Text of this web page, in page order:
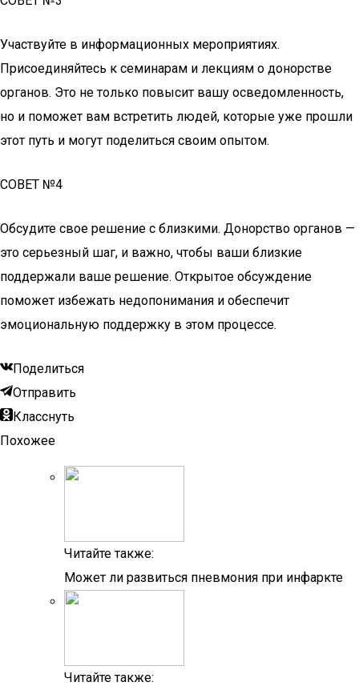
Участвуйте в информационных мероприятиях.
Присоединяйтесь к семинарам и лекциям о донорстве
органов. Это не только повысит вашу осведомленность,
но и поможет вам встретить людей, которые уже прошли
этот путь и могут поделиться своим опытом.
СОВЕТ №4
Обсудите свое решение с близкими. Донорство органов —
это серьезный шаг, и важно, чтобы ваши близкие
поддержали ваше решение. Открытое обсуждение
поможет избежать недопонимания и обеспечит
эмоциональную поддержку в этом процессе.
Поделиться
Отправить
Класснуть
Похожее
Читайте также:
Может ли развиться пневмония при инфаркте
Читайте также: